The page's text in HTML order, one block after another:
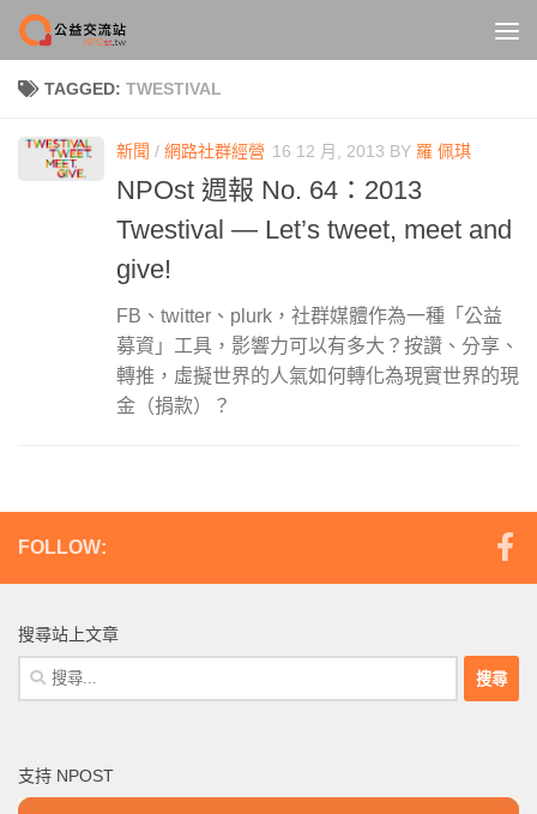
Skip to content
TAGGED: TWESTIVAL
新聞 / 網路社群經營 16 12 月, 2013 BY 羅 佩琪
NPOst 週報 No. 64：2013
Twestival — Let’s tweet, meet and
give!
FB、twitter、plurk，社群媒體作為一種「公益
募資」工具，影響力可以有多大？按讚、分享、
轉推，虛擬世界的人氣如何轉化為現實世界的現
金（捐款）？
FOLLOW:
搜尋站上文章
搜
尋
字:
支持 NPOST